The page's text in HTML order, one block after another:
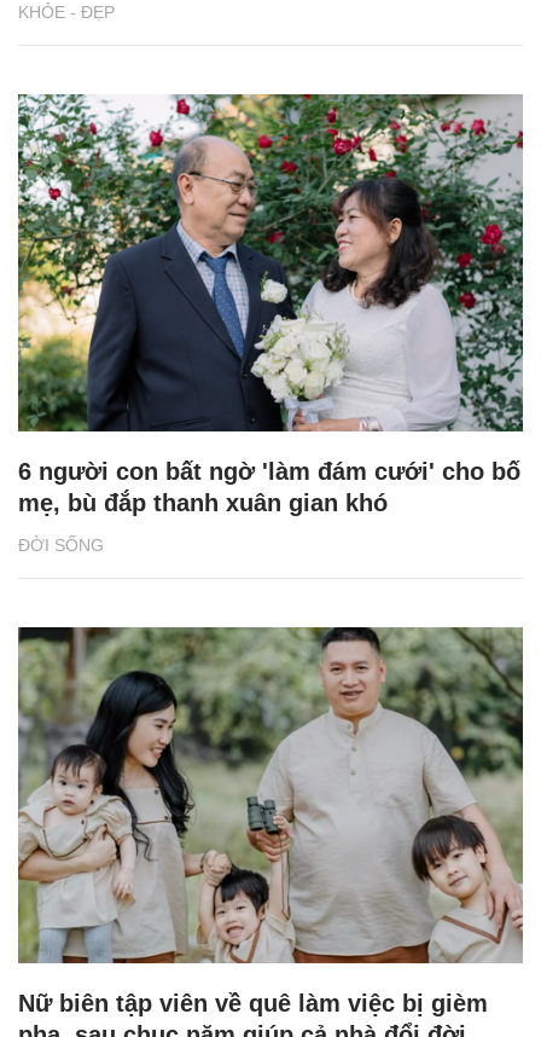
KHỎE - ĐẸP
ĐỜI SỐNG
6 người con bất ngờ 'làm đám cưới' cho bố
mẹ, bù đắp thanh xuân gian khó
Nữ biên tập viên về quê làm việc bị gièm